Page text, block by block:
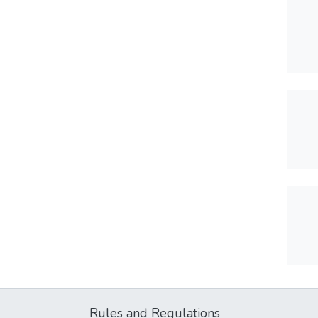
Rules and Regulations